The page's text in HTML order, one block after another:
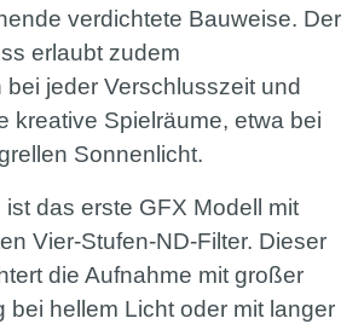
verdichtete Bauweise. Der
erlaubt zudem
jeder Verschlusszeit und
kreative Spielräume, etwa bei
Sonnenlicht.
das erste GFX Modell mit
Vier-Stufen-ND-Filter. Dieser
die Aufnahme mit großer
bei hellem Licht oder mit langer